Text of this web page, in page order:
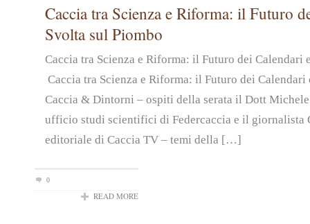
Caccia tra Scienza e Riforma: il Futuro
Svolta sul Piombo
Caccia tra Scienza e Riforma: il Futuro dei
Caccia tra Scienza e Riforma: il Futuro dei Calendari
Caccia & Dintorni – ospiti della serata il Dott
ufficio studi scientifici di Federcaccia e il giornalista
editoriale di Caccia TV – temi della […]
0
READ MORE